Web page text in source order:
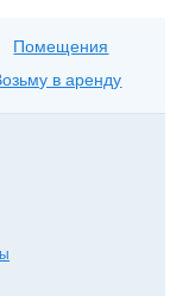
Помещения
в аренду